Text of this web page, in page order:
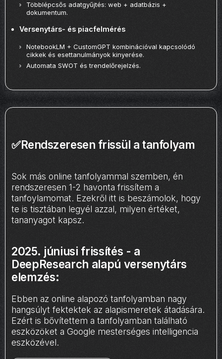
Többlépcsős adatgyűjtés: web + adatbázis +
dokumentum.
Versenytárs- és piacfelmérés
NotebookLM + CustomGPT kombinációval kapcsolódó
cikkek és esettanulmányok kinyerése.
Automata SWOT és trendelőrejelzés.
✅Rendszeresen frissül a tanfolyam
Sok más online tanfolyammal szemben, én
rendszeresen 1-2 havonta frissítem a
tanfoylamomat. Ezekről itt is beszámolok, hogy
te is tisztában legyél azzal, milyen értéket,
tananyagot kapsz.
2025. júniusi frissítés - a
DeepResearch alapú versenytárs
elemzés:
Ebben az online alapozó tanfolyamban nagy
hangsúlyt fektektek az alapismeretek átadására.
Ezért is bővítettem a tanfolyamban található
eszközöket a Google mesterséges intelligencia
eszközével.